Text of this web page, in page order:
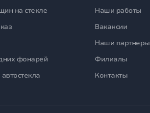
на стекле
фонарей
Наши работы
Вакансии
Наши партнеры
Филиалы
Контакты